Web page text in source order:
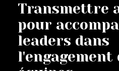
Transmettre
pour
leaders dans
l'engagement